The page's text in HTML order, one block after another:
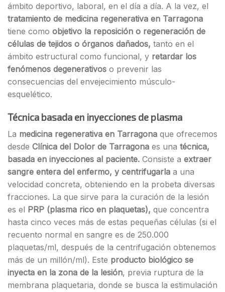
ámbito deportivo, laboral, en el día a día. A la vez, el
tratamiento de medicina regenerativa en Tarragona
tiene como objetivo la reposición o regeneración de
células de tejidos o órganos dañados, tanto en el
ámbito estructural como funcional, y retardar los
fenómenos degenerativos o prevenir las
consecuencias del envejecimiento músculo-
esquelético.
Técnica basada en inyecciones de plasma
La medicina regenerativa en Tarragona que ofrecemos
desde Clínica del Dolor de Tarragona es una técnica,
basada en inyecciones al paciente. Consiste a extraer
sangre entera del enfermo, y centrifugarla a una
velocidad concreta, obteniendo en la probeta diversas
fracciones. La que sirve para la curación de la lesión
es el PRP (plasma rico en plaquetas), que concentra
hasta cinco veces más de estas pequeñas células (si el
recuento normal en sangre es de 250.000
plaquetas/ml, después de la centrifugación obtenemos
más de un millón/ml). Este producto biológico se
inyecta en la zona de la lesión, previa ruptura de la
membrana plaquetaria, donde se busca la estimulación